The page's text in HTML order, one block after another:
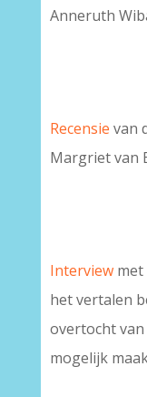
Anneruth
Recensie van
Margriet van
Interviewmet
het vertalen
overtocht van
mogelijk